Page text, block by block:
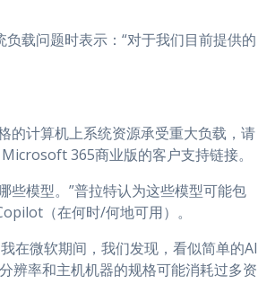
载问题时表示：“对于我们目前提供的
的计算机上系统资源承受重大负载，请
365商业版的客户支持链接。
些模型。”普拉特认为这些模型可能包
（在何时/何地可用）。
在微软期间，我们发现，看似简单的AI
辨率和主机机器的规格可能消耗过多资